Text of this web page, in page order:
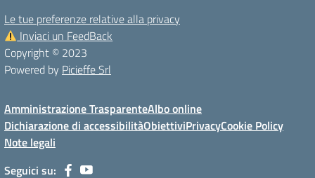
Le tue preferenze relative alla privacy
Inviaci un FeedBack
Copyright © 2023
Powered by Picieffe Srl
Amministrazione TrasparenteAlbo online
Dichiarazione di accessibilitàObiettiviPrivacyCookie Policy
Note legali
Seguici su: